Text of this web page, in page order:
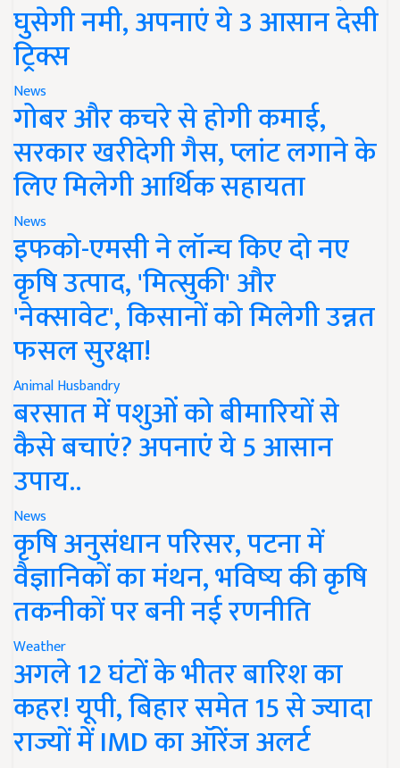
घुसेगी नमी, अपनाएं ये 3 आसान देसी
ट्रिक्स
News
गोबर और कचरे से होगी कमाई,
सरकार खरीदेगी गैस, प्लांट लगाने के
लिए मिलेगी आर्थिक सहायता
News
इफको-एमसी ने लॉन्च किए दो नए
कृषि उत्पाद, 'मित्सुकी' और
'नेक्सावेट', किसानों को मिलेगी उन्नत
फसल सुरक्षा!
Animal Husbandry
बरसात में पशुओं को बीमारियों से
कैसे बचाएं? अपनाएं ये 5 आसान
उपाय..
News
कृषि अनुसंधान परिसर, पटना में
वैज्ञानिकों का मंथन, भविष्य की कृषि
तकनीकों पर बनी नई रणनीति
Weather
अगले 12 घंटों के भीतर बारिश का
कहर! यूपी, बिहार समेत 15 से ज्यादा
राज्यों में IMD का ऑरेंज अलर्ट